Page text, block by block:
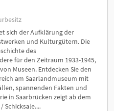
sich der Aufklärung der
und Kulturgütern. Die
des
für den Zeitraum 1933-1945,
Museen. Entdecken Sie den
am Saarlandmuseum mit
spannenden Fakten und
in Saarbrücken zeigt ab dem
Schicksale....